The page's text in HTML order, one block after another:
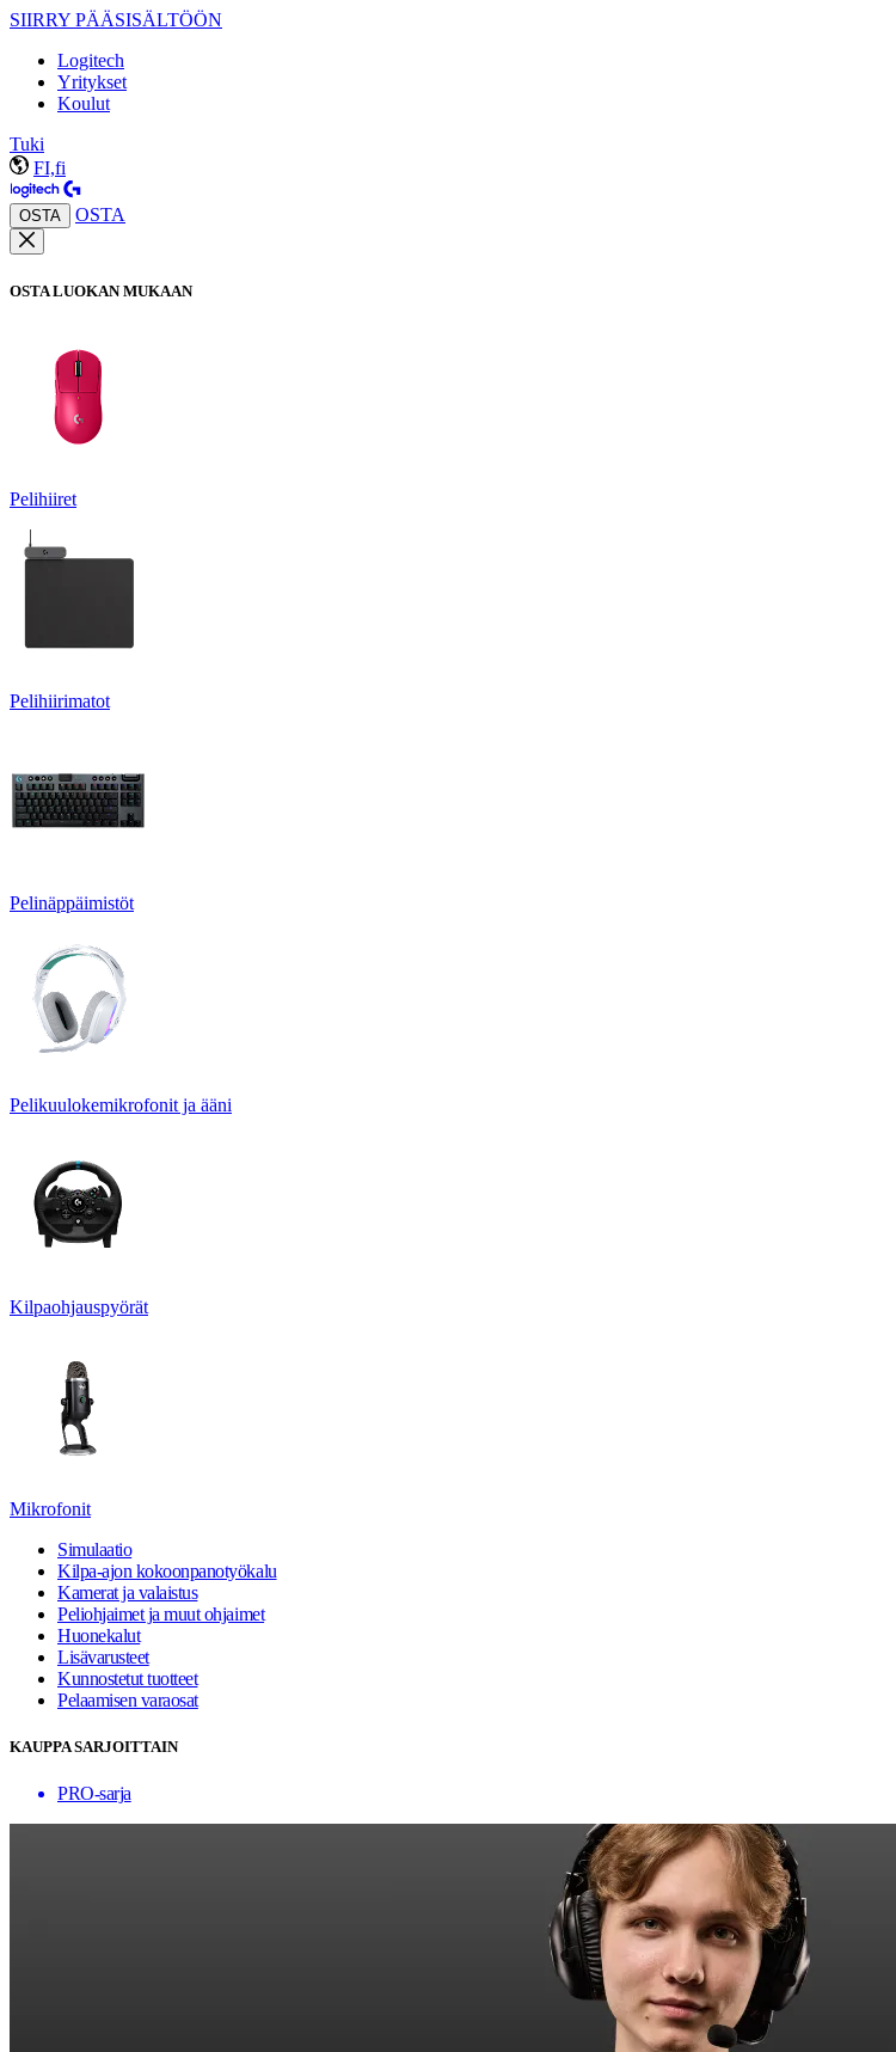
SIIRRY PÄÄSISÄLTÖÖN
Logitech
Yritykset
Koulut
Tuki
FI,fi
OSTA OSTA
OSTA LUOKAN MUKAAN
Pelihiiret
Pelihiirimatot
Pelinäppäimistöt
Pelikuulokemikrofonit ja ääni
Kilpaohjauspyörät
Mikrofonit
Simulaatio
Kilpa-ajon kokoonpanotyökalu
Kamerat ja valaistus
Peliohjaimet ja muut ohjaimet
Huonekalut
Lisävarusteet
Kunnostetut tuotteet
Pelaamisen varaosat
KAUPPA SARJOITTAIN
PRO-sarja